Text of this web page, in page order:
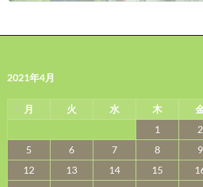
2021年4月
月 火 水 木
1
2
5
6 7 8 9
12
13 14 15